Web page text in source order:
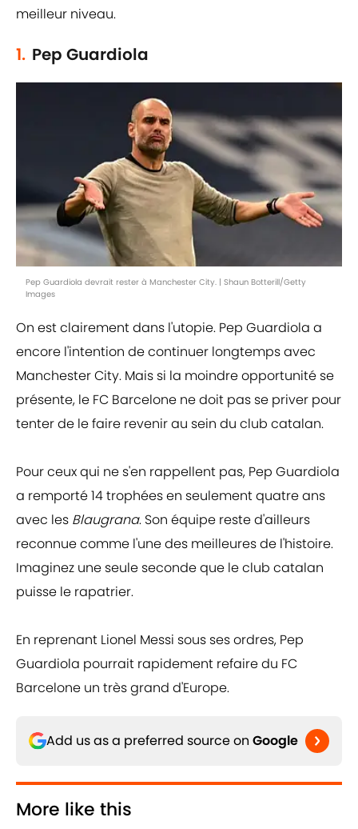
meilleur niveau.
1. Pep Guardiola
Pep Guardiola devrait rester à Manchester City. | Shaun Botterill/Getty
Images
On est clairement dans l'utopie. Pep Guardiola a
encore l'intention de continuer longtemps avec
Manchester City. Mais si la moindre opportunité se
présente, le FC Barcelone ne doit pas se priver pour
tenter de le faire revenir au sein du club catalan.
Pour ceux qui ne s'en rappellent pas, Pep Guardiola
a remporté 14 trophées en seulement quatre ans
avec les Blaugrana. Son équipe reste d'ailleurs
reconnue comme l'une des meilleures de l'histoire.
Imaginez une seule seconde que le club catalan
puisse le rapatrier.
En reprenant Lionel Messi sous ses ordres, Pep
Guardiola pourrait rapidement refaire du FC
Barcelone un très grand d'Europe.
Add us as a preferred source on Google
More like this